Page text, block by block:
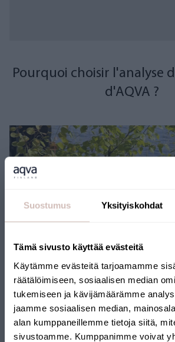
Suostumus Yksityiskohdat
Tämä sivusto käyttää evästeitä
Käytämme evästeitä tarjoamamme
räätälöimiseen, sosiaalisen median
tukemiseen ja kävijämäärämme
jaamme sosiaalisen median,
alan kumppaneillemme tietoja siitä,
sivustoamme. Kumppanimme voivat
Pourquoi choisir l'analyse
d'AQVA ?
Livraison
Notre analyse d'eau est rapide et le kit
nécessaire pour le prélèvement. Des